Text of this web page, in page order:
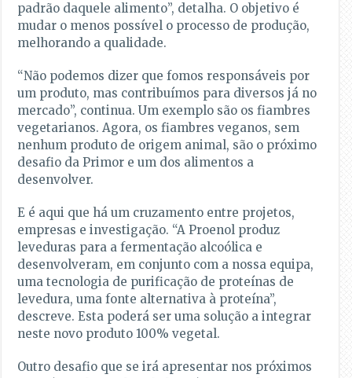
padrão daquele alimento”, detalha. O objetivo é
mudar o menos possível o processo de produção,
melhorando a qualidade.
“Não podemos dizer que fomos responsáveis por
um produto, mas contribuímos para diversos já no
mercado”, continua. Um exemplo são os fiambres
vegetarianos. Agora, os fiambres veganos, sem
nenhum produto de origem animal, são o próximo
desafio da Primor e um dos alimentos a
desenvolver.
E é aqui que há um cruzamento entre projetos,
empresas e investigação. “A Proenol produz
leveduras para a fermentação alcoólica e
desenvolveram, em conjunto com a nossa equipa,
uma tecnologia de purificação de proteínas de
levedura, uma fonte alternativa à proteína”,
descreve. Esta poderá ser uma solução a integrar
neste novo produto 100% vegetal.
Outro desafio que se irá apresentar nos próximos